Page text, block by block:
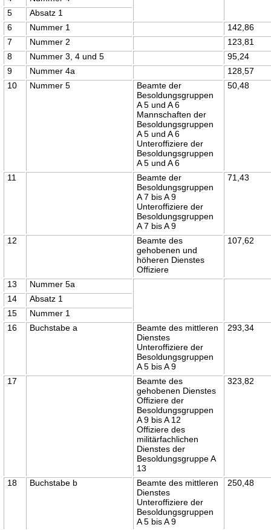
5
Absatz 1
6
Nummer 1
142,86
7
Nummer 2
123,81
8
Nummer 3, 4 und 5
95,24
9
Nummer 4a
128,57
10
Nummer 5
Beamte der
Besoldungsgruppen
A 5 und A 6
Mannschaften der
Besoldungsgruppen
A 5 und A 6
Unteroffiziere der
Besoldungsgruppen
A 5 und A 6
50,48
11
Beamte der
Besoldungsgruppen
A 7 bis A 9
Unteroffiziere der
Besoldungsgruppen
A 7 bis A 9
71,43
12
Beamte des
gehobenen und
höheren Dienstes
Offiziere
107,62
13
Nummer 5a
14
Absatz 1
15
Nummer 1
16
Buchstabe a
Beamte des mittleren
Dienstes
Unteroffiziere der
Besoldungsgruppen
A 5 bis A 9
293,34
17
Beamte des
gehobenen Dienstes
Offiziere der
Besoldungsgruppen
A 9 bis A 12
Offiziere des
militärfachlichen
Dienstes der
Besoldungsgruppe A
13
323,82
18 Buchstabe b
Beamte des mittleren
Dienstes
Unteroffiziere der
Besoldungsgruppen
A 5 bis A 9
250,48